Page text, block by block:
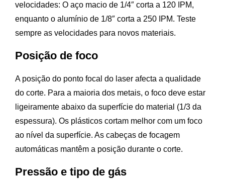
velocidades: O aço macio de 1/4″ corta a 120 IPM,
enquanto o alumínio de 1/8″ corta a 250 IPM. Teste
sempre as velocidades para novos materiais.
Posição de foco
A posição do ponto focal do laser afecta a qualidade
do corte. Para a maioria dos metais, o foco deve estar
ligeiramente abaixo da superfície do material (1/3 da
espessura). Os plásticos cortam melhor com um foco
ao nível da superfície. As cabeças de focagem
automáticas mantêm a posição durante o corte.
Pressão e tipo de gás